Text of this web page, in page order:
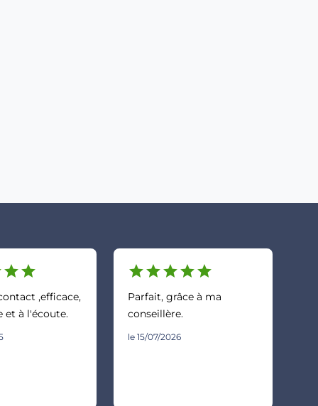
starstar
,efficace,
et à l'écoute.
starstarstarstarstar
Parfait, grâce à ma
conseillère.
le 15/07/2026